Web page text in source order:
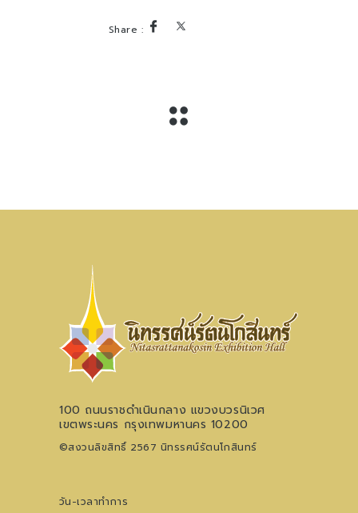
100 ถนนราชดำเนินกลาง แขวงบวรนิเวศ
เขตพระนคร กรุงเทพมหานคร 10200
©สงวนลิขสิทธิ์ 2567 นิทรรศน์รัตนโกสินทร์
วัน-เวลาทำการ